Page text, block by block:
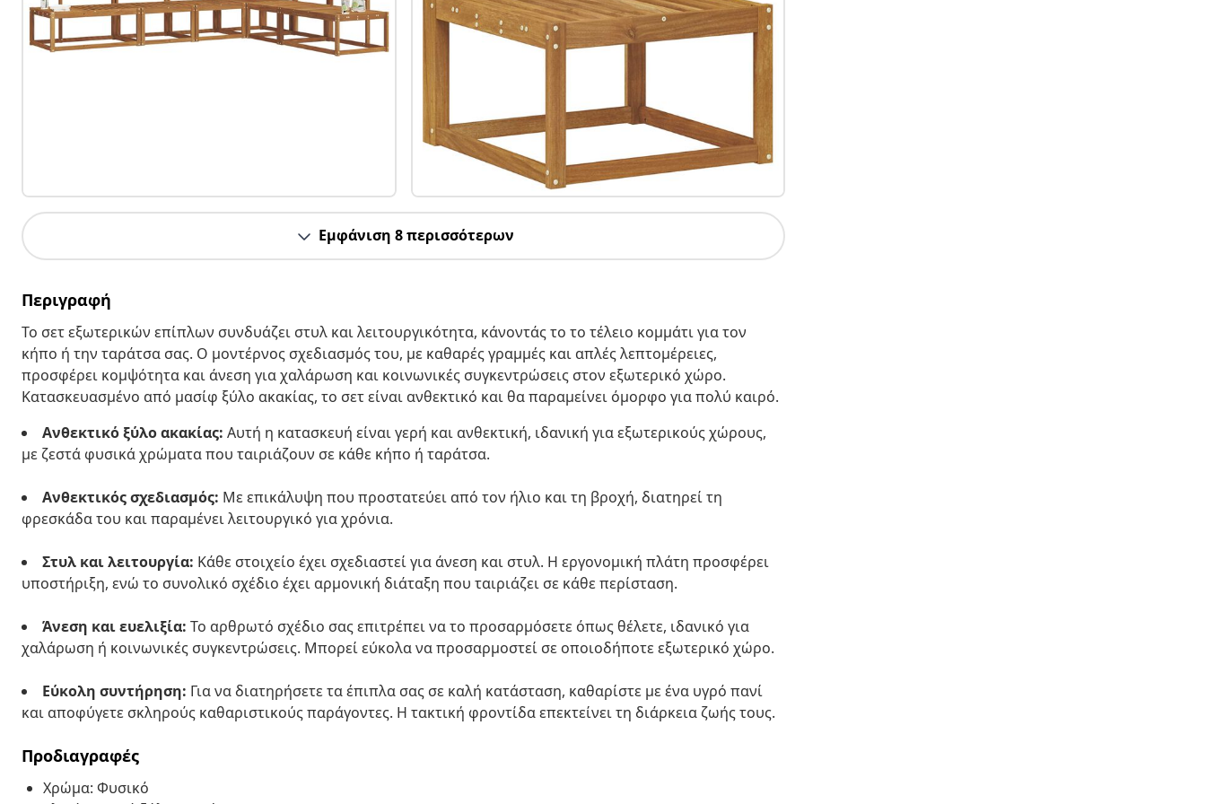
Εμφάνιση 8 περισσότερων
Περιγραφή
Το σετ εξωτερικών επίπλων συνδυάζει στυλ και λειτουργικότητα, κάνοντάς το το τέλειο κομμάτι για τον
κήπο ή την ταράτσα σας. Ο μοντέρνος σχεδιασμός του, με καθαρές γραμμές και απλές λεπτομέρειες,
προσφέρει κομψότητα και άνεση για χαλάρωση και κοινωνικές συγκεντρώσεις στον εξωτερικό χώρο.
Κατασκευασμένο από μασίφ ξύλο ακακίας, το σετ είναι ανθεκτικό και θα παραμείνει όμορφο για πολύ καιρό.
Ανθεκτικό ξύλο ακακίας: Αυτή η κατασκευή είναι γερή και ανθεκτική, ιδανική για εξωτερικούς χώρους,
με ζεστά φυσικά χρώματα που ταιριάζουν σε κάθε κήπο ή ταράτσα.
Ανθεκτικός σχεδιασμός: Με επικάλυψη που προστατεύει από τον ήλιο και τη βροχή, διατηρεί τη
φρεσκάδα του και παραμένει λειτουργικό για χρόνια.
Στυλ και λειτουργία: Κάθε στοιχείο έχει σχεδιαστεί για άνεση και στυλ. Η εργονομική πλάτη προσφέρει
υποστήριξη, ενώ το συνολικό σχέδιο έχει αρμονική διάταξη που ταιριάζει σε κάθε περίσταση.
Άνεση και ευελιξία: Το αρθρωτό σχέδιο σας επιτρέπει να το προσαρμόσετε όπως θέλετε, ιδανικό για
χαλάρωση ή κοινωνικές συγκεντρώσεις. Μπορεί εύκολα να προσαρμοστεί σε οποιοδήποτε εξωτερικό χώρο.
Εύκολη συντήρηση: Για να διατηρήσετε τα έπιπλα σας σε καλή κατάσταση, καθαρίστε με ένα υγρό πανί
και αποφύγετε σκληρούς καθαριστικούς παράγοντες. Η τακτική φροντίδα επεκτείνει τη διάρκεια ζωής τους.
Προδιαγραφές
Χρώμα: Φυσικό